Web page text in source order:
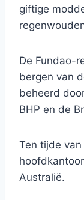
giftige
De Fundao-
bergen van
beheerd
BHP en de
Ten tijde
Australië.